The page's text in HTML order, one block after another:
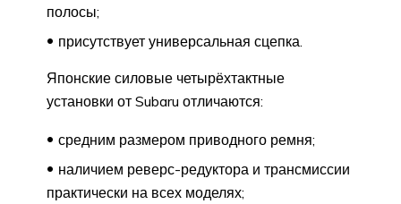
полосы;
присутствует универсальная сцепка.
Японские силовые четырёхтактные
установки от Subaru отличаются:
средним размером приводного ремня;
наличием реверс-редуктора и трансмиссии
практически на всех моделях;